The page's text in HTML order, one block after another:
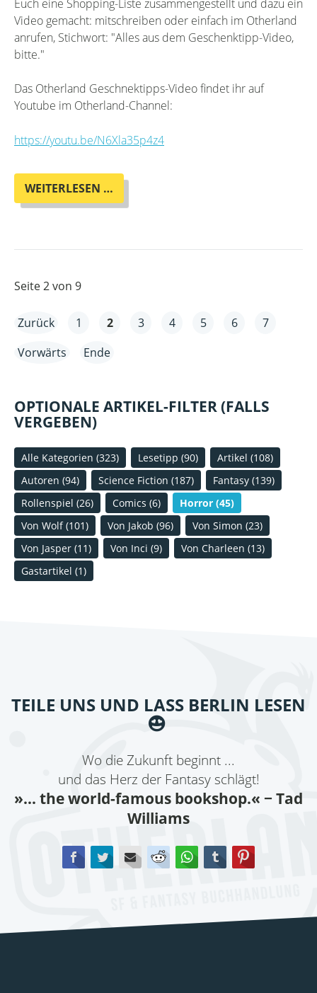
Euch eine Shopping-Liste zusammengestellt und dazu ein
Video gemacht: mitschreiben oder einfach im Otherland
anrufen, Stichwort: "Alles aus dem Geschenktipp-Video,
bitte."
Das Otherland Geschnektipps-Video findet ihr auf
Youtube im Otherland-Channel:
https://youtu.be/N6Xla35p4z4
WEITERLESEN …
WEIHNACHTS-
VIDEO
Seite 2 von 9
Zurück 1 2 3 4 5 6
7
Vorwärts
Ende
OPTIONALE ARTIKEL-FILTER (FALLS
VERGEBEN)
Alle Kategorien (323) Lesetipp (90) Artikel (108)
Autoren (94) Science Fiction (187) Fantasy (139)
Rollenspiel (26) Comics (6) Horror (45)
Von Wolf (101) Von Jakob (96) Von Simon (23)
Von Jasper (11) Von Inci (9) Von Charleen (13)
Gastartikel (1)
TEILE UNS UND LASS BERLIN LESEN
Wo die Zukunft beginnt ...
und das Herz der Fantasy schlägt!
»... the world-famous bookshop.« − Tad
Williams
FacebookTwitterE-mail Reddit WhatsApp
tumblr